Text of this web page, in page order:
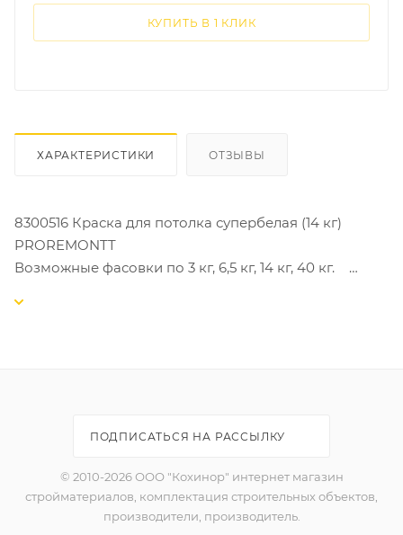
КУПИТЬ В 1 КЛИК
ХАРАКТЕРИСТИКИ ОТЗЫВЫ
8300516 Краска для потолка супербелая (14 кг)
PROREMONTT
Возможные фасовки по 3 кг, 6,5 кг, 14 кг, 40 кг.
Тип: водно-дисперсионная.
Цвет: белый.
Объем: 14 кг.
Состав: акриловая дисперсия, пигменты,
ПОДПИСАТЬСЯ НА РАССЫЛКУ
© 2010-2026 ООО "Кохинор" интернет магазин
стройматериалов, комплектация строительных объектов,
производители, производитель.